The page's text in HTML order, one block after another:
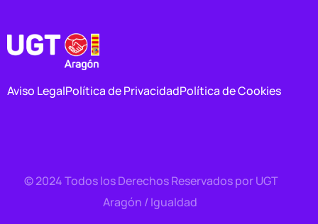
Aviso LegalPolítica de PrivacidadPolítica de Cookies
© 2024 Todos los Derechos Reservados por UGT
Aragón / Igualdad
Contacto